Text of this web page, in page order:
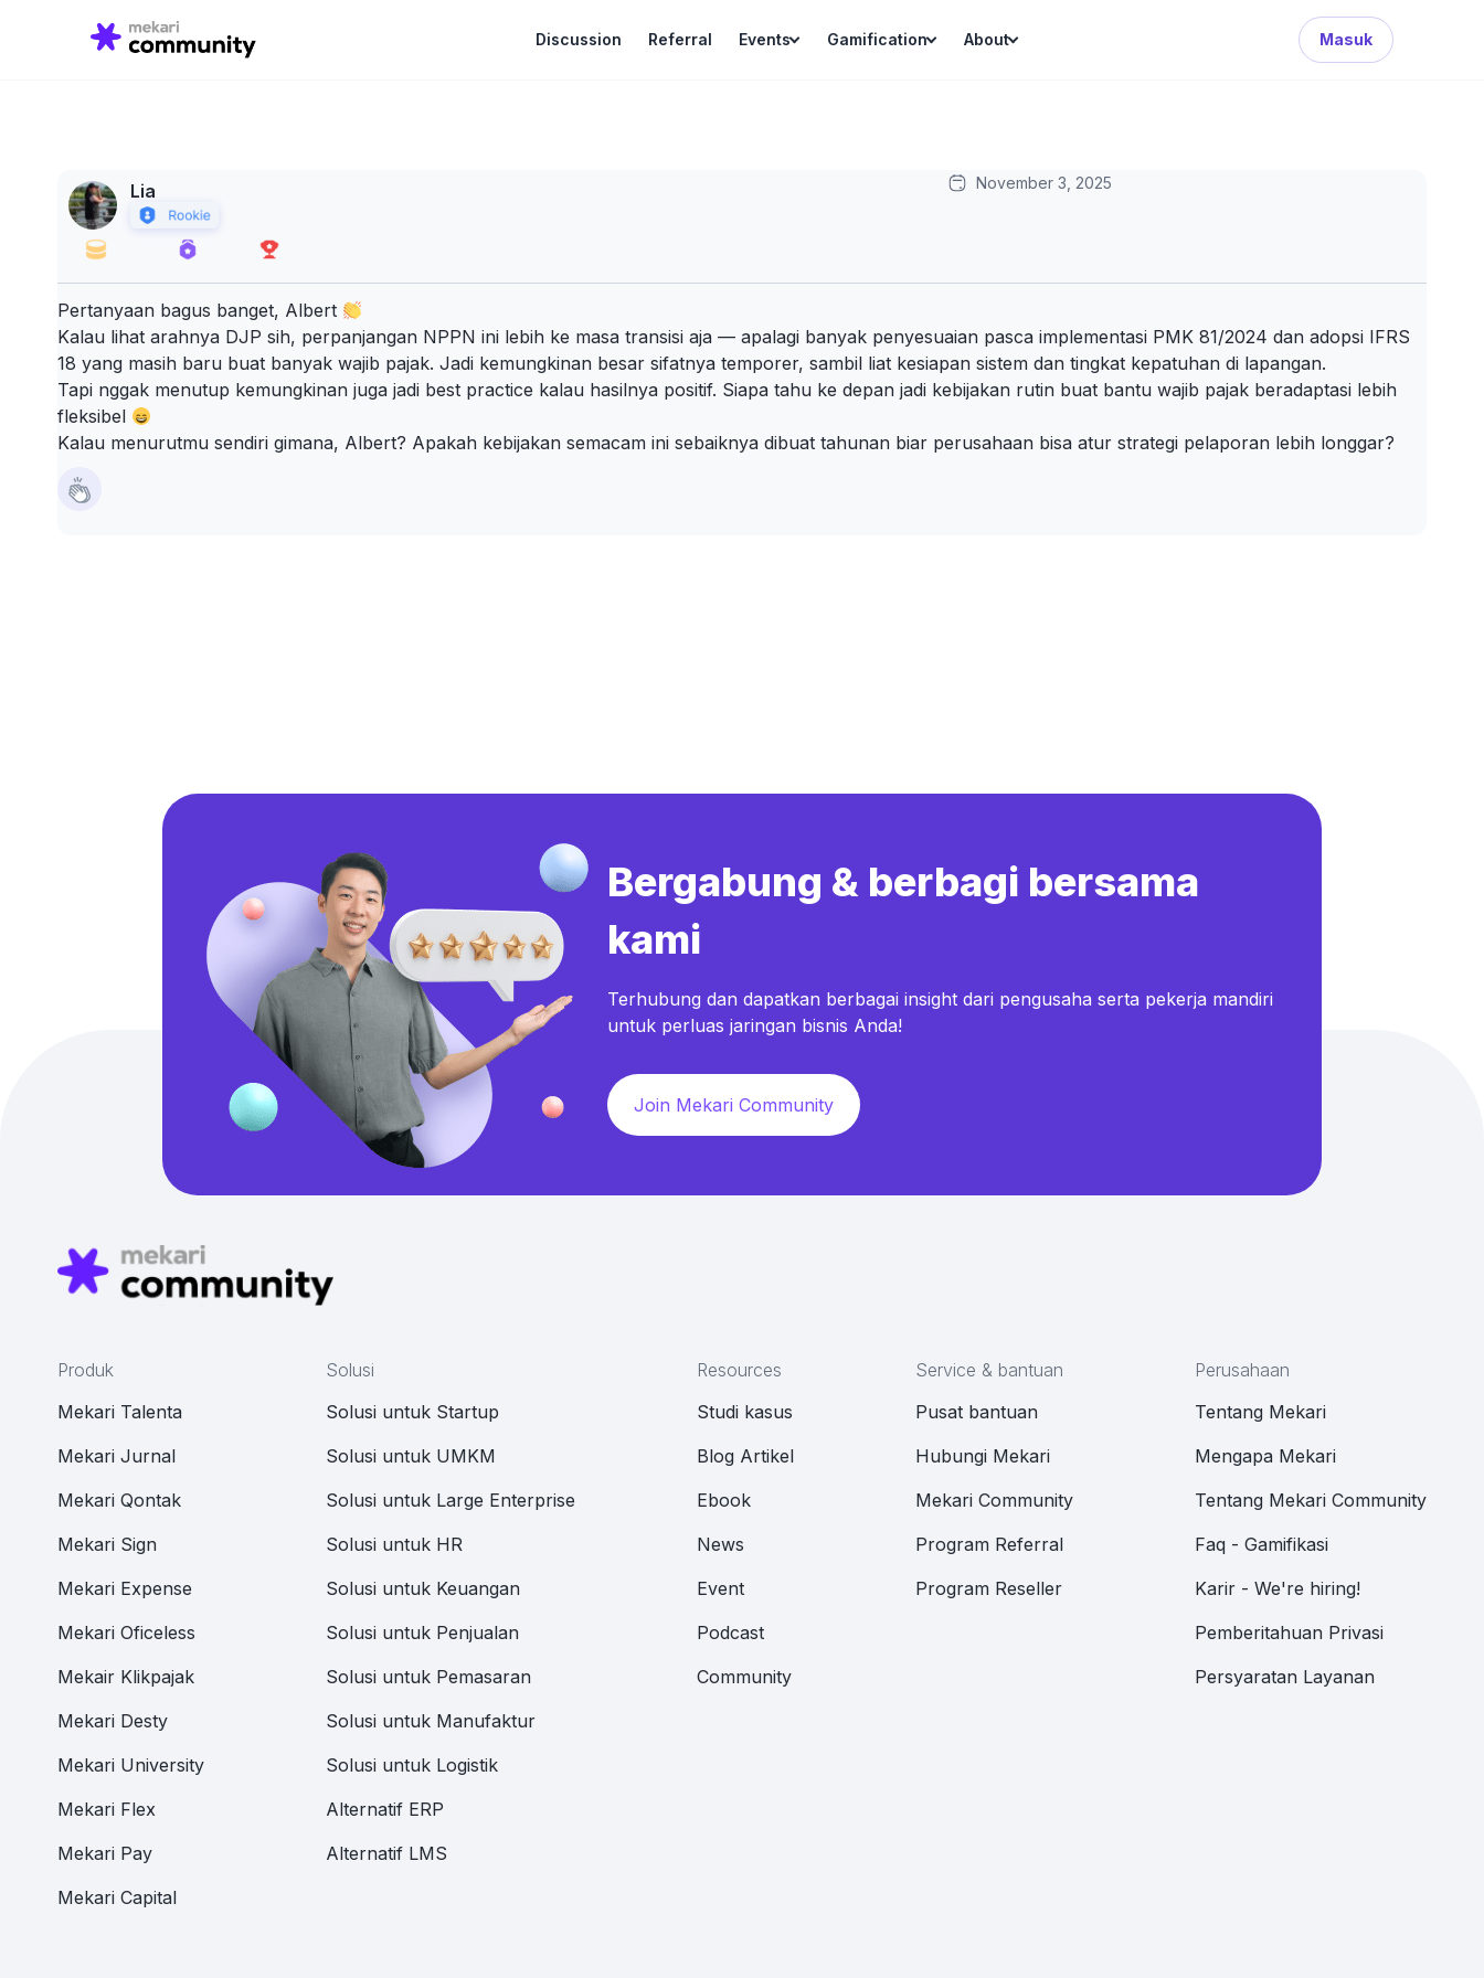
Discussion Referral Events Gamification About Masuk
for:
Search Button
Lia November 3, 2025
Pertanyaan bagus banget, Albert
Kalau lihat arahnya DJP sih, perpanjangan NPPN ini lebih ke masa transisi aja — apalagi banyak penyesuaian pasca implementasi PMK 81/2024 dan adopsi IFRS
18 yang masih baru buat banyak wajib pajak. Jadi kemungkinan besar sifatnya temporer, sambil liat kesiapan sistem dan tingkat kepatuhan di lapangan.
Tapi nggak menutup kemungkinan juga jadi best practice kalau hasilnya positif. Siapa tahu ke depan jadi kebijakan rutin buat bantu wajib pajak beradaptasi lebih
fleksibel
Kalau menurutmu sendiri gimana, Albert? Apakah kebijakan semacam ini sebaiknya dibuat tahunan biar perusahaan bisa atur strategi pelaporan lebih longgar?
Bergabung & berbagi bersama
kami
Terhubung dan dapatkan berbagai insight dari pengusaha serta pekerja mandiri
untuk perluas jaringan bisnis Anda!
Join Mekari Community
Produk
Mekari Talenta
Mekari Jurnal
Mekari Qontak
Mekari Sign
Mekari Expense
Mekari Oficeless
Mekair Klikpajak
Mekari Desty
Mekari University
Mekari Flex
Mekari Pay
Mekari Capital
Solusi
Solusi untuk Startup
Solusi untuk UMKM
Solusi untuk Large Enterprise
Solusi untuk HR
Solusi untuk Keuangan
Solusi untuk Penjualan
Solusi untuk Pemasaran
Solusi untuk Manufaktur
Solusi untuk Logistik
Alternatif ERP
Alternatif LMS
Resources
Studi kasus
Blog Artikel
Ebook
News
Event
Podcast
Community
Service & bantuan
Pusat bantuan
Hubungi Mekari
Mekari Community
Program Referral
Program Reseller
Perusahaan
Tentang Mekari
Mengapa Mekari
Tentang Mekari Community
Faq - Gamifikasi
Karir - We're hiring!
Pemberitahuan Privasi
Persyaratan Layanan